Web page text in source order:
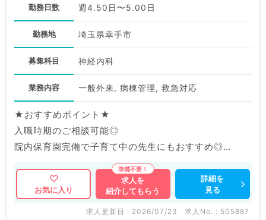
勤務日数 週4.50日〜5.00日
勤務地 埼玉県幸手市
募集科目 神経内科
業務内容 一般外来, 病棟管理, 救急対応
★おすすめポイント★
入職時期のご相談可能◎
院内保育園完備で子育て中の先生にもおすすめ◎
福利厚生充実の大手グループ病院でのご勤務です。
マイナビDOCTORでは病院やクリニックなどの医療機
関求人はもちろんのこと、
お気に入り
求人を
紹介してもらう
詳細を
見る
求人更新日 : 2026/07/23 求人No. : 505887